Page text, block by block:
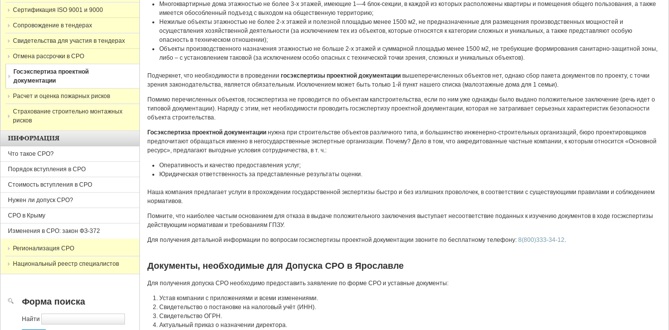
Многоквартирные дома этажностью не более 3-х этажей, имеющие 1—4 блок-секции, в каждой из которых расположены квартиры и помещения общего пользования, а также
имеется обособленный подъезд с выходом на общественную территорию;
Нежилые объекты этажностью не более 2-х этажей и полезной площадью менее 1500 м2, не предназначенные для размещения производственных мощностей и
осуществления хозяйственной деятельности (за исключением тех из объектов, которые относятся к категории сложных и уникальных, а также представляют особую
опасность в техническом отношении);
Объекты производственного назначения этажностью не больше 2-х этажей и суммарной площадью менее 1500 м2, не требующие формирования санитарно-защитной зоны,
либо – с установлением таковой (за исключением особо опасных с технической точки зрения, сложных и уникальных объектов).
Подчеркнет, что необходимости в проведениигосэкспертизы проектной документации вышеперечисленных объектов нет, однако сбор пакета документов по проекту, с точки
зрения законодательства, является обязательным. Исключением может быть только 1-й пункт нашего списка (малоэтажные дома для 1 семьи).
Помимо перечисленных объектов, госэкспертиза не проводится по объектам капстроительства, если по ним уже однажды было выдано положительное заключение (речь идет о
типовой документации). Наряду с этим, нет необходимости проводить госэкспертизу проектной документации, которая не затрагивает серьезных характеристик безопасности
объекта строительства.
Госэкспертиза проектной документации нужна при строительстве объектов различного типа, и большинство инженерно-строительных организаций, бюро проектировщиков
предпочитают обращаться именно в негосударственные экспертные организации. Почему? Дело в том, что аккредитованные частные компании, к которым относится «Основной
ресурс», предлагают выгодные условия сотрудничества, в т. ч.:
Оперативность и качество предоставления услуг;
Юридическая ответственность за представленные результаты оценки.
Наша компания предлагает услуги в прохождении государственной экспертизы быстро и без излишних проволочек, в соответствии с существующими правилами и соблюдением
нормативов.
Помните, что наиболее частым основанием для отказа в выдаче положительного заключения выступает несоответствие поданных к изучению документов в ходе госэкспертизы
действующим нормативам и требованиям ГПЗУ.
Для получения детальной информации по вопросам госэкспертизы проектной документации звоните по бесплатному телефону:8(800)333-34-12.
Документы, необходимые для Допуска СРО в Ярославле
Для получения допуска СРО необходимо предоставить заявление по форме СРО и уставные документы:
Устав компании с приложениями и всеми изменениями.
Cвидетельство о постановке на налоговый учёт (ИНН).
Cвидетельство ОГРН.
Актуальный приказ о назначении директора.
Сертификация ISO 9001 и 9000
Сопровождение в тендерах
Свидетельства для участия в тендерах
Отмена рассрочки в СРО
Госэкспертиза проектной
документации
Расчет и оценка пожарных рисков
Страхование строительно монтажных
рисков
ИНФОРМАЦИЯ
Что такое СРО?
Порядок вступления в СРО
Стоимость вступления в СРО
Нужен ли допуск СРО?
СРО в Крыму
Изменения в СРО: закон ФЗ-372
Регионализация СРО
Национальный реестр специалистов
Форма поиска
Найти